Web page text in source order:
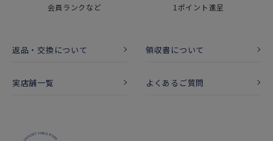
会員ランクなど
1ポイント進呈
返品・交換について 領収書について
実店舗一覧 よくあるご質問